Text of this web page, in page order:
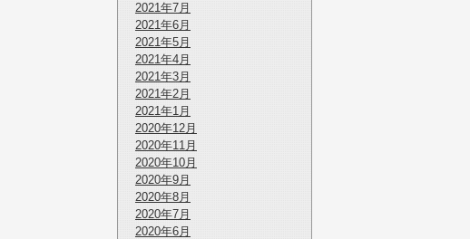
2021年7月
2021年6月
2021年5月
2021年4月
2021年3月
2021年2月
2021年1月
2020年12月
2020年11月
2020年10月
2020年9月
2020年8月
2020年7月
2020年6月